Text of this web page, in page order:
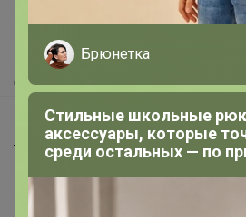
Как сделать заказ?
Как получить?
Доставка
Шоурумы
Торговые марки
Наша команда
Брюнетка
Стильные школьные
аксессуары, которые
среди остальных — по